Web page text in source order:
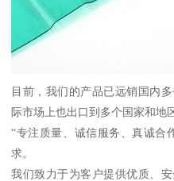
目前，我们的产品已远销国内
际市场上也出口到多个国家和地
“专注质量、诚信服务、真诚合
求。
我们致力于为客户提供优质、